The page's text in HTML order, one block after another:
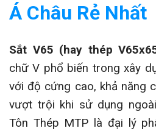
Á Châu Rẻ Nhất
Sắt V65 (hay thép
chữ V phổ biến trong xây
với độ cứng cao, khả năng
vượt trội khi sử dụng
Tôn Thép MTP là đại lý